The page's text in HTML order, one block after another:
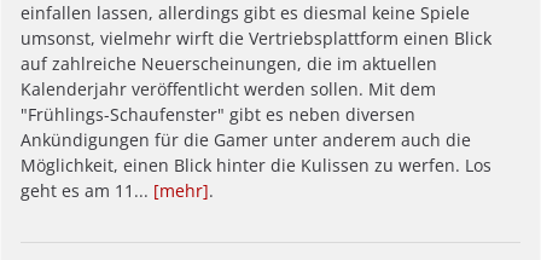
einfallen lassen, allerdings gibt es diesmal keine Spiele
umsonst, vielmehr wirft die Vertriebsplattform einen Blick
auf zahlreiche Neuerscheinungen, die im aktuellen
Kalenderjahr veröffentlicht werden sollen. Mit dem
"Frühlings-Schaufenster" gibt es neben diversen
Ankündigungen für die Gamer unter anderem auch die
Möglichkeit, einen Blick hinter die Kulissen zu werfen. Los
geht es am 11... [mehr].